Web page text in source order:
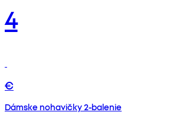
4
€
Dámske nohavičky 2-balenie